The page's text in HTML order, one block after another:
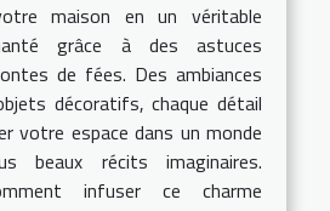
maison en un véritable
grâce à des astuces
de fées. Des ambiances
décoratifs, chaque détail
votre espace dans un monde
beaux récits imaginaires.
infuser ce charme